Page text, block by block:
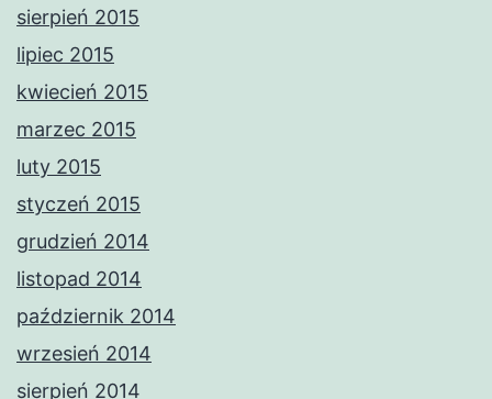
sierpień 2015
lipiec 2015
kwiecień 2015
marzec 2015
luty 2015
styczeń 2015
grudzień 2014
listopad 2014
październik 2014
wrzesień 2014
sierpień 2014